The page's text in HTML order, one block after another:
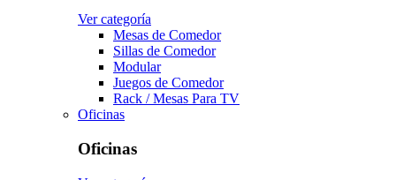
Ver categoría
Mesas de Comedor
Sillas de Comedor
Modular
Juegos de Comedor
Rack / Mesas Para TV
Oficinas
Oficinas